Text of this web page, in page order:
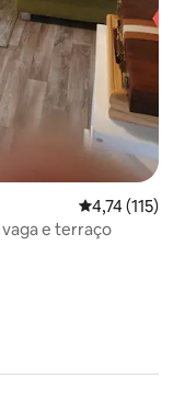
4,74 de uma
4,74 (115)
e terraço